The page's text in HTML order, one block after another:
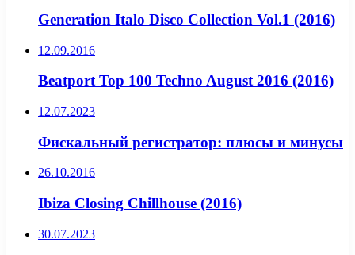
Generation Italo Disco Collection Vol.1 (2016)
12.09.2016
Beatport Top 100 Techno August 2016 (2016)
12.07.2023
Фискальный регистратор: плюсы и минусы
26.10.2016
Ibiza Closing Chillhouse (2016)
30.07.2023